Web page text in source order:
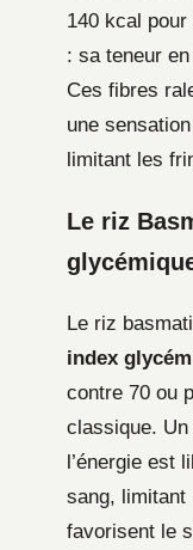
140 kcal
: sa teneur en
Ces fibres
une
limitant les
Le riz
Le riz
index
contre 70 ou
classique.
l’énergie est
sang, limitant
favorisent le